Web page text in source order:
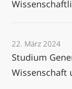
22. März 2024
Studium
Wissenschaft